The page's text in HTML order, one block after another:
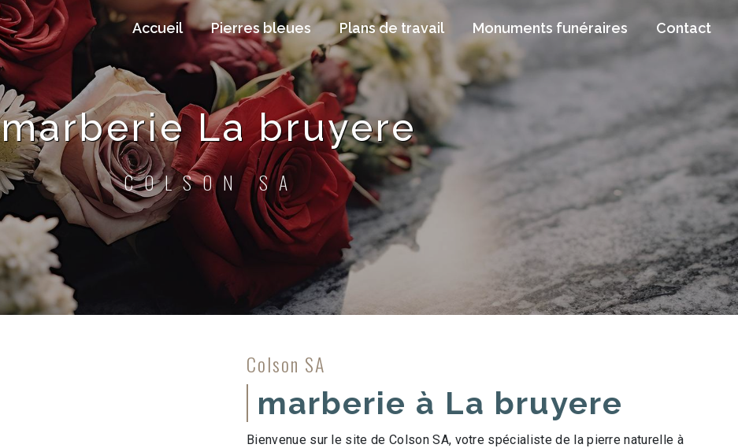
Accueil Pierres bleues Plans de travail Monuments funéraires Contact
marberie La bruyere
COLSON SA
Colson SA
marberie à La bruyere
Bienvenue sur le site de Colson SA, votre spécialiste de la pierre naturelle à